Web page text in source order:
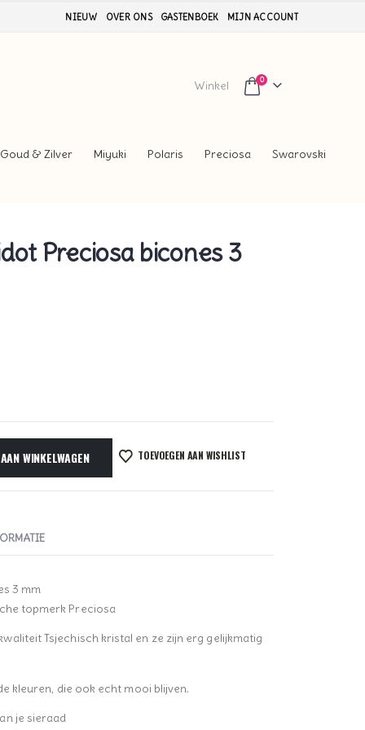
NIEUW OVER ONS GASTENBOEK MIJN ACCOUNT
Winkel 0
Goud & Zilver Miyuki Polaris Preciosa Swarovski
Preciosa bicones 3
WINKELWAGEN TOEVOEGEN AAN WISHLIST
3 mm
topmerk Preciosa
Tsjechisch kristal en ze zijn erg gelijkmatig
kleuren, die ook echt mooi blijven.
je sieraad